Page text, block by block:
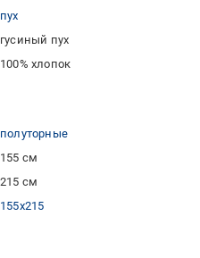
пух
гусиный пух
100% хлопок
полуторные
155 см
215 см
155x215